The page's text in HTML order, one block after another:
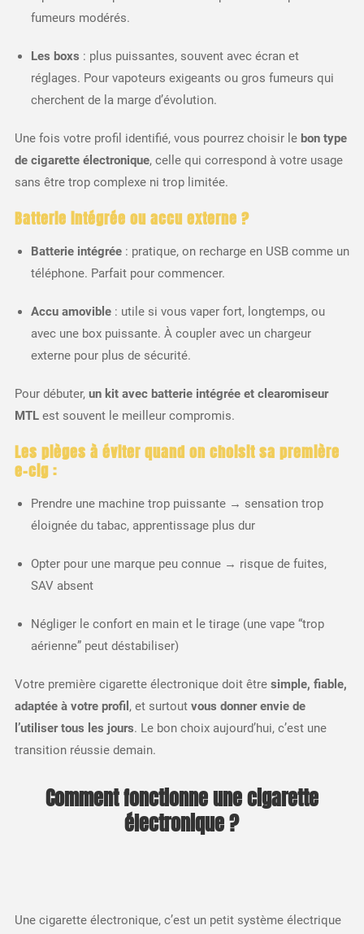
fumeurs modérés.
Les boxs : plus puissantes, souvent avec écran et
réglages. Pour vapoteurs exigeants ou gros fumeurs qui
cherchent de la marge d’évolution.
Une fois votre profil identifié, vous pourrez choisir le bon type
de cigarette électronique, celle qui correspond à votre usage
sans être trop complexe ni trop limitée.
Batterie intégrée ou accu externe ?
Batterie intégrée: pratique, on recharge en USB comme un
téléphone. Parfait pour commencer.
Accu amovible: utile si vous vaper fort, longtemps, ou
avec une box puissante. À coupler avec un chargeur
externe pour plus de sécurité.
Pour débuter, un kit avec batterie intégrée et clearomiseur
MTLest souvent le meilleur compromis.
Les pièges à éviter quand on choisit sa première
e-cig :
Prendre une machine trop puissante → sensation trop
éloignée du tabac, apprentissage plus dur
Opter pour une marque peu connue → risque de fuites,
SAV absent
Négliger le confort en main et le tirage (une vape “trop
aérienne” peut déstabiliser)
Votre première cigarette électronique doit être simple, fiable,
adaptée à votre profil , et surtout vous donner envie de
l’utiliser tous les jours. Le bon choix aujourd’hui, c’est une
transition réussie demain.
Comment fonctionne une cigarette
électronique ?
Une cigarette électronique, c’est un petit système électrique